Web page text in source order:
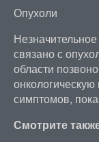
Опухоли
связано с
области
симптомов,
Смотрите